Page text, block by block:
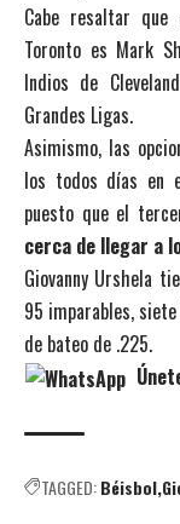
Cabe resaltar
Toronto es Mark
Indios de
Grandes Ligas.
Asimismo, las
los todos días en
puesto que el
cerca de llegar a
Giovanny Urshela
95 imparables,
de bateo de .225.
TAGGED:Béisbol